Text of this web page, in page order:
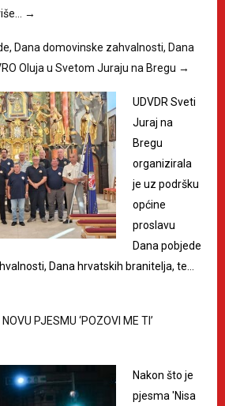
→
Dana domovinske zahvalnosti, Dana
Oluja u Svetom Juraju na Bregu →
UDVDR Sveti
Juraj na
Bregu
organizirala
je uz podršku
općine
proslavu
Dana pobjede
Dana hrvatskih branitelja, te…
PJESMU ‘POZOVI ME TI’
Nakon što je
pjesma 'Nisa